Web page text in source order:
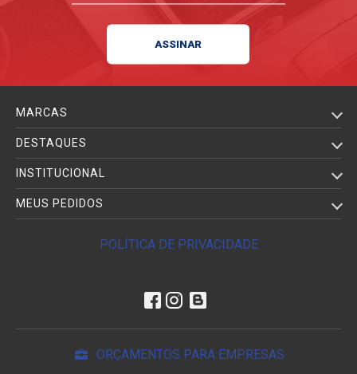
MARCAS
DESTAQUES
INSTITUCIONAL
MEUS PEDIDOS
POLÍTICA DE PRIVACIDADE
ORÇAMENTOS PARA EMPRESAS